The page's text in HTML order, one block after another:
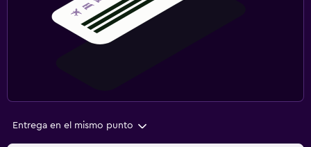
Entrega en el mismo punto